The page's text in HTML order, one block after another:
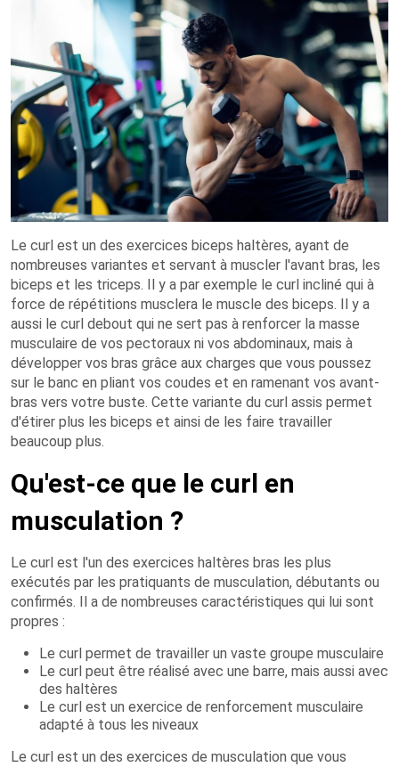
Le curl est un des exercices biceps haltères, ayant de
nombreuses variantes et servant à muscler l'avant bras, les
biceps et les triceps. Il y a par exemple le curl incliné qui à
force de répétitions musclera le muscle des biceps. Il y a
aussi le curl debout qui ne sert pas à renforcer la masse
musculaire de vos pectoraux ni vos abdominaux, mais à
développer vos bras grâce aux charges que vous poussez
sur le banc en pliant vos coudes et en ramenant vos avant-
bras vers votre buste. Cette variante du curl assis permet
d'étirer plus les biceps et ainsi de les faire travailler
beaucoup plus.
Qu'est-ce que le curl en
musculation ?
Le curl est l'un des exercices haltères bras les plus
exécutés par les pratiquants de musculation, débutants ou
confirmés. Il a de nombreuses caractéristiques qui lui sont
propres :
Le curl permet de travailler un vaste groupe musculaire
Le curl peut être réalisé avec une barre, mais aussi avec
des haltères
Le curl est un exercice de renforcement musculaire
adapté à tous les niveaux
Le curl est un des exercices de musculation que vous